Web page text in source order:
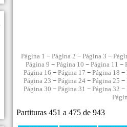
Página 1 − Página 2 − Página 3 −
Página 9 − Página 10 − Página 11 −
Página 16 −Página 17 −Página 18 −
Página 23 −Página 24 −Página 25 −
Página 30 −Página 31 −Página 32 −
Partituras 451 a 475 de 943